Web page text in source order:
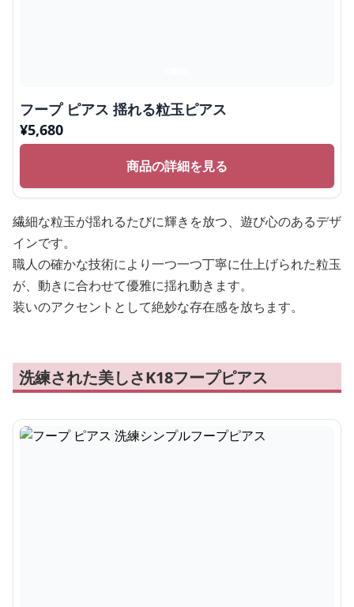
フープ ピアス 揺れる粒玉ピアス
¥5,680
商品の詳細を見る
繊細な粒玉が揺れるたびに輝きを放つ、遊び心のあるデザ
インです。
職人の確かな技術により一つ一つ丁寧に仕上げられた粒玉
が、動きに合わせて優雅に揺れ動きます。
装いのアクセントとして絶妙な存在感を放ちます。
洗練された美しさK18フープピアス